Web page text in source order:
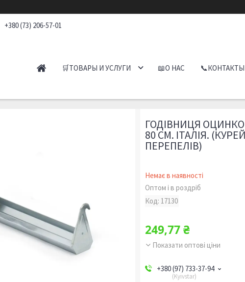
+380 (73) 206-57-01
🛒ТОВАРЫ И УСЛУГИ 📖О НАС 📞КОНТАКТЫ
ГОДІВНИЦЯ
80 СМ. ІТАЛІЯ.
ПЕРЕПЕЛІВ)
Немає в наявності
Оптом і в роздріб
Код: 17130
249,77 ₴
Показати оптові ціни
+380 (97) 733-37-94
Kyivstar